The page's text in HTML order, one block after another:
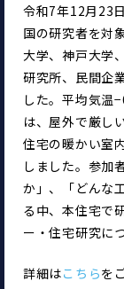
令和7年12月23日
国の研究者を対
大学、神戸大学
研究所、民間企
した。平均気
は、屋外で厳し
住宅の暖かい室
しました。参加
か」、「どんな
る中、本住宅で
ー・住宅研究に
詳細はこちらを